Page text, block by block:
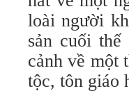
loài người
sản cuối
cảnh về một
tộc, tôn giáo